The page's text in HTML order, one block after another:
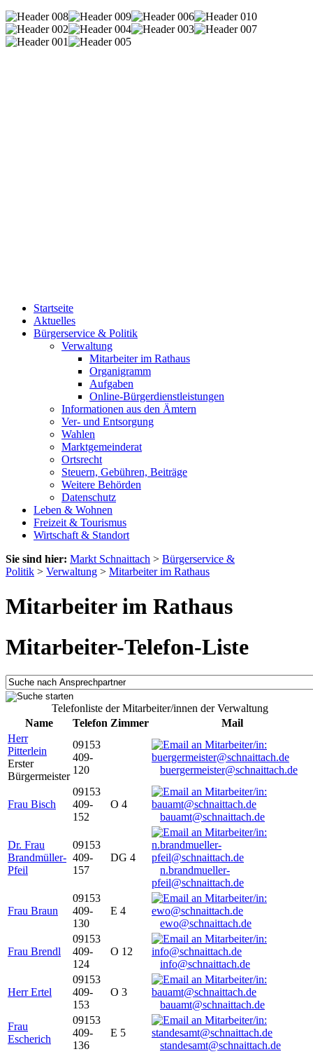
Startseite
Aktuelles
Bürgerservice & Politik
Verwaltung
Mitarbeiter im Rathaus
Organigramm
Aufgaben
Online-Bürgerdienstleistungen
Informationen aus den Ämtern
Ver- und Entsorgung
Wahlen
Marktgemeinderat
Ortsrecht
Steuern, Gebühren, Beiträge
Weitere Behörden
Datenschutz
Leben & Wohnen
Freizeit & Tourismus
Wirtschaft & Standort
Sie sind hier: Markt Schnaittach > Bürgerservice &
Politik > Verwaltung > Mitarbeiter im Rathaus
Mitarbeiter im Rathaus
Mitarbeiter-Telefon-Liste
Telefonliste der Mitarbeiter/innen der Verwaltung
Name
Telefon Zimmer
Mail
Herr
Pitterlein
Erster
Bürgermeister
09153
409-
120
buergermeister@schnaittach.de
Frau Bisch
09153
409-
152
O 4
bauamt@schnaittach.de
Dr. Frau
Brandmüller-
Pfeil
09153
409-
157
DG 4
n.brandmueller-
pfeil@schnaittach.de
Frau Braun
09153
409-
130
E 4
ewo@schnaittach.de
Frau Brendl
09153
409-
124
O 12
info@schnaittach.de
Herr Ertel
09153
409-
153
O 3
bauamt@schnaittach.de
Frau
Escherich
09153
409-
136
E 5
standesamt@schnaittach.de